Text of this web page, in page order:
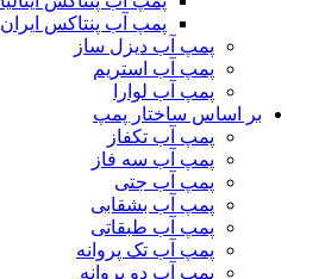
پمپ آب پنتاکس ایران
پمپ آب دیزل ساز
پمپ آب استریم
پمپ آب لوارا
بر اساس ساختار پمپ
پمپ آب تکفاز
پمپ آب سه فاز
پمپ آب جتی
پمپ آب بشقابی
پمپ آب طبقاتی
پمپ آب تک پروانه
پمپ آب دو پروانه